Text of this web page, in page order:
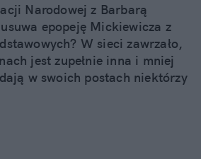
Narodowej z Barbarą
epopeję Mickiewicza z
W sieci zawrzało,
jest zupełnie inna i mniej
w swoich postach niektórzy